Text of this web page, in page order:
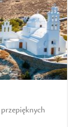
przepięknych